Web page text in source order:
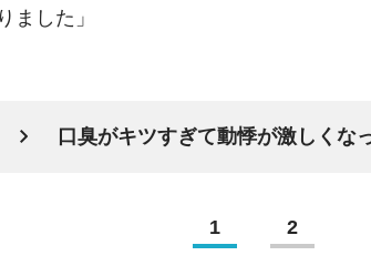
ました」
口臭がキツすぎて動悸が激しくな
1 2